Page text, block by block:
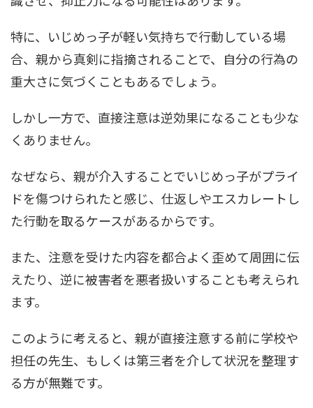
特に、いじめっ子が軽い気持ちで行動している場
合、親から真剣に指摘されることで、自分の行為の
重大さに気づくこともあるでしょう。
しかし一方で、直接注意は逆効果になることも少な
くありません。
なぜなら、親が介入することでいじめっ子がプライ
ドを傷つけられたと感じ、仕返しやエスカレートし
た行動を取るケースがあるからです。
また、注意を受けた内容を都合よく歪めて周囲に伝
えたり、逆に被害者を悪者扱いすることも考えられ
ます。
このように考えると、親が直接注意する前に学校や
担任の先生、もしくは第三者を介して状況を整理す
る方が無難です。